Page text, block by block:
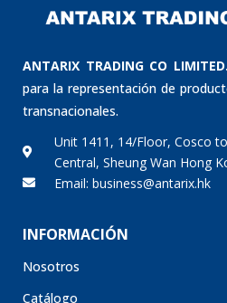
ANTARIX TRADING CO LIMITED.,
para la representación de
transnacionales.
Unit 1411, 14/Floor, Cosco
Central, Sheung Wan Hong
Email: business@antarix.hk
INFORMACIÓN
Nosotros
Catálogo